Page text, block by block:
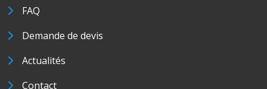
FAQ
Demande de devis
Actualités
Contact